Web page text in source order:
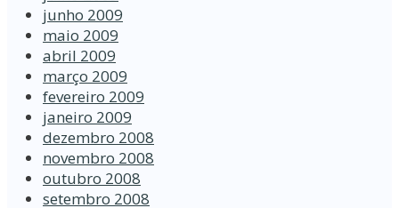
junho 2009
maio 2009
abril 2009
março 2009
fevereiro 2009
janeiro 2009
dezembro 2008
novembro 2008
outubro 2008
setembro 2008